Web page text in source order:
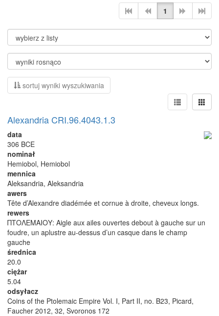
1
sortuj wyniki wyszukiwania
Alexandria CRI.96.4043.1.3
data
306 BCE
nominał
Hemiobol, Hemiobol
mennica
Aleksandria, Aleksandria
awers
Tête d’Alexandre diadémée et cornue à droite, cheveux longs.
rewers
ΠΤΟΛΕΜΑΙΟΥ: Aigle aux ailes ouvertes debout à gauche sur un
foudre, un aplustre au-dessus d’un casque dans le champ
gauche
średnica
20.0
ciężar
5.04
odsyłacz
Coins of the Ptolemaic Empire Vol. I, Part II, no. B23, Picard,
Faucher 2012, 32, Svoronos 172